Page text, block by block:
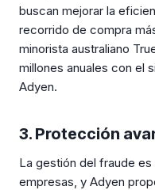
buscan mejorar la
recorrido de compra
minorista australiano
millones anuales con el
Adyen.
3. Protección
La gestión del fraude
empresas, y Adyen